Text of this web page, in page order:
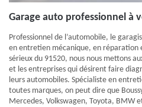
Garage auto professionnel à
Professionnel de l’automobile, le
en entretien mécanique, en réparation
sérieux du 91520, nous nous mettons
et les entreprises qui désirent faire
leurs automobiles. Spécialiste en
toutes marques, on peut dire que
Mercedes, Volkswagen, Toyota, BMW